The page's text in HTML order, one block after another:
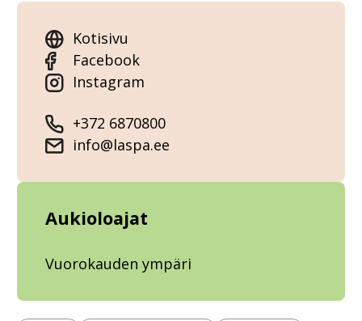
Kotisivu
Facebook
Instagram
+372 6870800
info@laspa.ee
Aukioloajat
Vuorokauden ympäri